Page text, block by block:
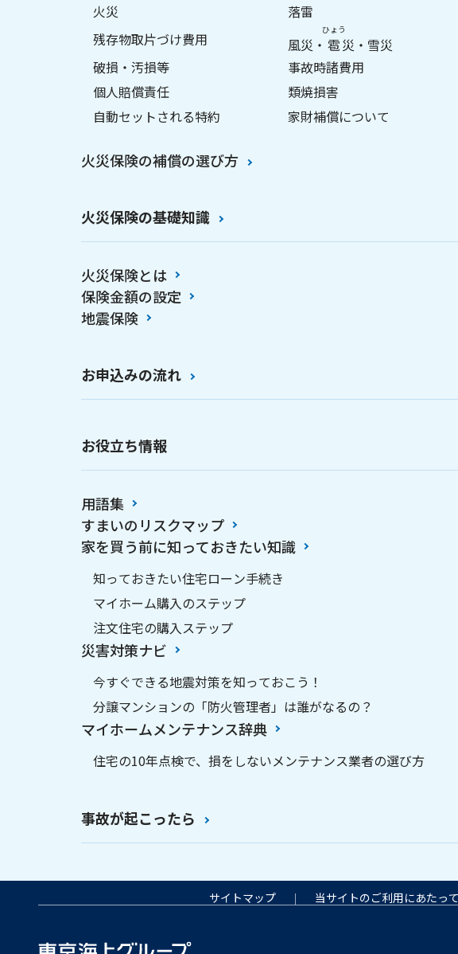
火災 落雷
残存物取片づけ費用
風災・ 雹
ひょう
災・雪災
破損・汚損等
事故時諸費用
個人賠償責任
類焼損害
自動セットされる特約
家財補償について
火災保険の補償の選び方
火災保険の基礎知識
火災保険とは
保険金額の設定
地震保険
お申込みの流れ
お役立ち情報
用語集
すまいのリスクマップ
家を買う前に知っておきたい知識
知っておきたい住宅ローン手続き
マイホーム購入のステップ
注文住宅の購入ステップ
災害対策ナビ
今すぐできる地震対策を知っておこう！
分譲マンションの「防火管理者」は誰がなるの？
マイホームメンテナンス辞典
住宅の10年点検で、損をしないメンテナンス業者の選び方
事故が起こったら
サイトマップ 当サイトのご利用にあたって